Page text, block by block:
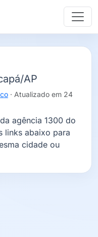
AP
· Atualizado em 24
agência 1300 do
links abaixo para
cidade ou